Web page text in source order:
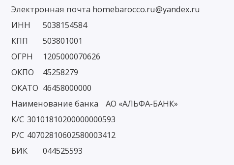
Электронная почта homebarocco.ru@yandex.ru
ИНН
5038154584
КПП
503801001
ОГРН
1205000070626
ОКПО
45258279
ОКАТО 46458000000
Наименование банка
АО «АЛЬФА-БАНК»
К/С 30101810200000000593
Р/С 40702810602580003412
БИК
044525593